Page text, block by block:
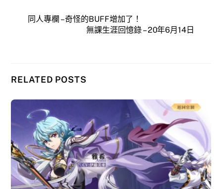
同人專欄 – 奇怪的BUFF增加了！
無課生涯回憶錄 – 20年6月14日
RELATED POSTS